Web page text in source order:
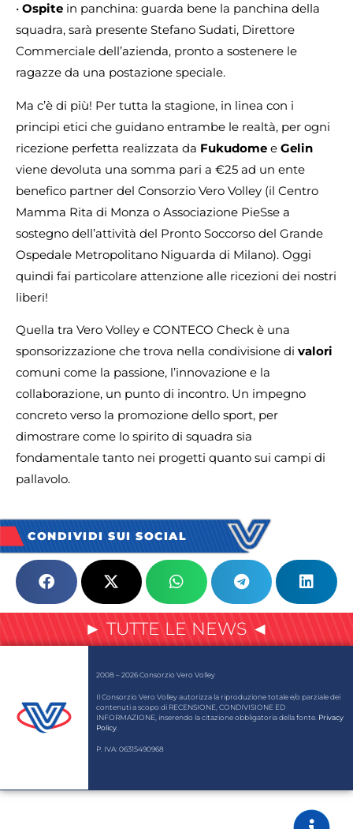
• Ospite in panchina: guarda bene la panchina della
squadra, sarà presente Stefano Sudati, Direttore
Commerciale dell’azienda, pronto a sostenere le
ragazze da una postazione speciale.
Ma c’è di più! Per tutta la stagione, in linea con i
principi etici che guidano entrambe le realtà, per ogni
ricezione perfetta realizzata da Fukudome e Gelin
viene devoluta una somma pari a €25 ad un ente
benefico partner del Consorzio Vero Volley (il Centro
Mamma Rita di Monza o Associazione PieSse a
sostegno dell’attività del Pronto Soccorso del Grande
Ospedale Metropolitano Niguarda di Milano). Oggi
quindi fai particolare attenzione alle ricezioni dei nostri
liberi!
Quella tra Vero Volley e CONTECO Check è una
sponsorizzazione che trova nella condivisione di valori
comuni come la passione, l’innovazione e la
collaborazione, un punto di incontro. Un impegno
concreto verso la promozione dello sport, per
dimostrare come lo spirito di squadra sia
fondamentale tanto nei progetti quanto sui campi di
pallavolo.
CONDIVIDI SUI SOCIAL
► TUTTE LE NEWS ◄
2008 – 2026 Consorzio Vero Volley
Il Consorzio Vero Volley autorizza la riproduzione totale e/o parziale dei
contenuti a scopo di RECENSIONE, CONDIVISIONE ED
INFORMAZIONE, inserendo la citazione obbligatoria della fonte. Privacy
Policy
P. IVA: 06315490968